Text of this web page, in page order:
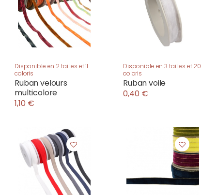
Disponible en 2 tailles et 11
coloris
Ruban velours
multicolore
1,10 €
Disponible en 3 tailles et 20
coloris
Ruban voile
0,40 €